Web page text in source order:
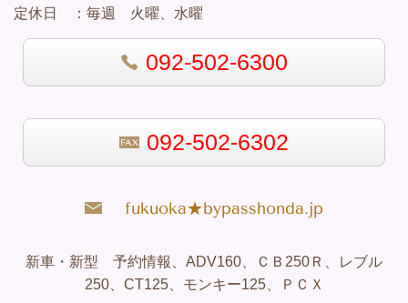
定休日 ： 毎週 火曜、水曜
092-502-6300
092-502-6302
fukuoka★bypasshonda.jp
新車・新型 予約情報、ADV160、ＣＢ250Ｒ、レブル
250、CT125、モンキー125、ＰＣＸ